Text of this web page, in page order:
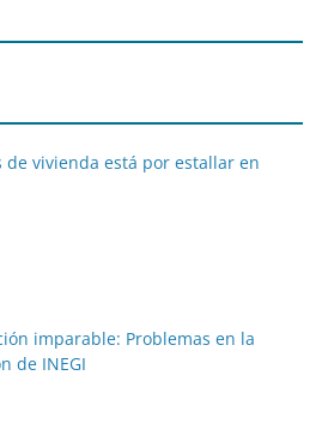
de vivienda está por estallar en
imparable: Problemas en la
de INEGI